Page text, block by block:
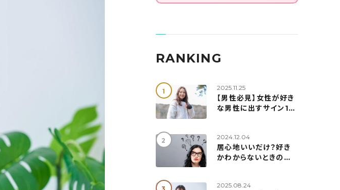
RANKING
2025.11.25
【男性必見】女性が好き
な男性に出すサイン10
解説
2024.12.04
居心地いいだけ？好き
かわからないときの見
2025.08.24